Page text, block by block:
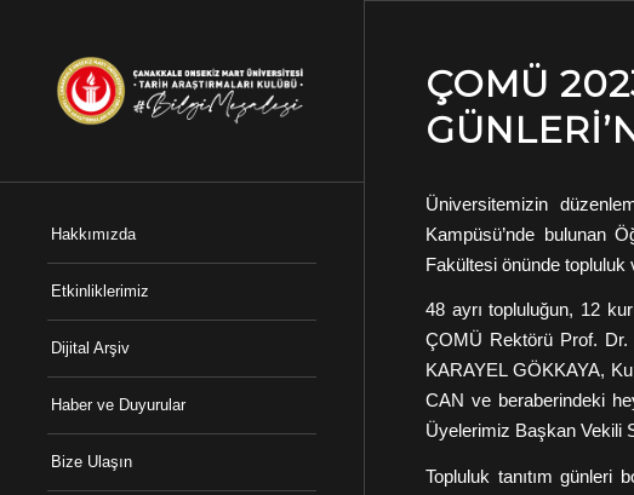
Hakkımızda
Etkinliklerimiz
Dijital Arşiv
Haber ve Duyurular
Bize Ulaşın
ÇOMÜ
Üniversitemizin
Kampüsü’nde bulunan
Fakültesi önünde topluluk
48 ayrı topluluğun, 12
ÇOMÜ Rektörü Prof. Dr.
KARAYEL GÖKKAYA,
CAN ve beraberindeki
Üyelerimiz Başkan Vekili
Topluluk tanıtım günleri